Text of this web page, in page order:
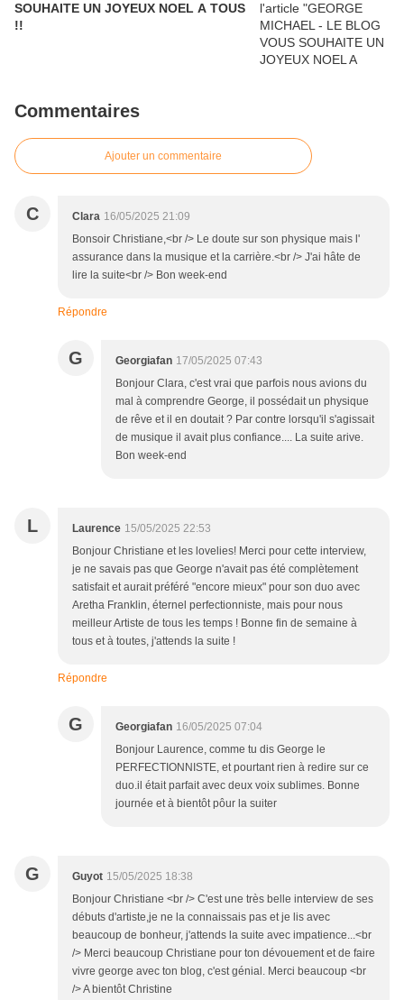
SOUHAITE UN JOYEUX NOEL A TOUS
!!
Commentaires
Ajouter un commentaire
C Clara 16/05/2025 21:09
Bonsoir Christiane,<br /> Le doute sur son physique mais l'
assurance dans la musique et la carrière.<br /> J'ai hâte de
lire la suite<br /> Bon week-end
Répondre
G Georgiafan 17/05/2025 07:43
Bonjour Clara, c'est vrai que parfois nous avions du
mal à comprendre George, il possédait un physique
de rêve et il en doutait ? Par contre lorsqu'il s'agissait
de musique il avait plus confiance.... La suite arive.
Bon week-end
L Laurence 15/05/2025 22:53
Bonjour Christiane et les lovelies! Merci pour cette interview,
je ne savais pas que George n'avait pas été complètement
satisfait et aurait préféré "encore mieux" pour son duo avec
Aretha Franklin, éternel perfectionniste, mais pour nous
meilleur Artiste de tous les temps ! Bonne fin de semaine à
tous et à toutes, j'attends la suite !
Répondre
G Georgiafan 16/05/2025 07:04
Bonjour Laurence, comme tu dis George le
PERFECTIONNISTE, et pourtant rien à redire sur ce
duo.il était parfait avec deux voix sublimes. Bonne
journée et à bientôt pôur la suiter
G Guyot 15/05/2025 18:38
Bonjour Christiane <br /> C'est une très belle interview de ses
débuts d'artiste,je ne la connaissais pas et je lis avec
beaucoup de bonheur, j'attends la suite avec impatience...<br
/> Merci beaucoup Christiane pour ton dévouement et de faire
vivre george avec ton blog, c'est génial. Merci beaucoup <br
/> A bientôt Christine